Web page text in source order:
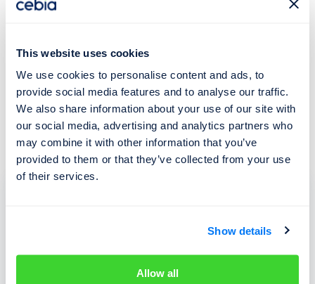
This website uses cookies
We use cookies to personalise content and ads, to
provide social media features and to analyse our traffic.
We also share information about your use of our site with
our social media, advertising and analytics partners who
may combine it with other information that you’ve
provided to them or that they’ve collected from your use
of their services.
Show details
Allow all
Stravenky/příspěvek na stravování
Dovolená 5 týdnů
Zdravotní volno/sickdays
Příspěvek na sport/kulturu/volný čas